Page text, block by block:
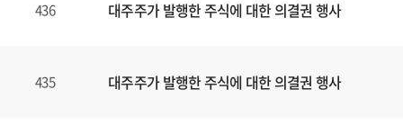
436 대주주가 발행한 주식에 대한 의결권 행사
435 대주주가 발행한 주식에 대한 의결권 행사